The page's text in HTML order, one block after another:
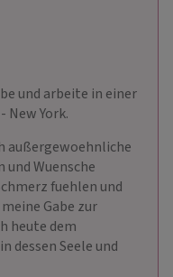
und arbeite in einer
New York.
außergewoehnliche
und Wuensche
fuehlen und
Gabe zur
heute dem
dessen Seele und